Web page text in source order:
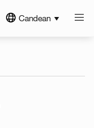
Candean